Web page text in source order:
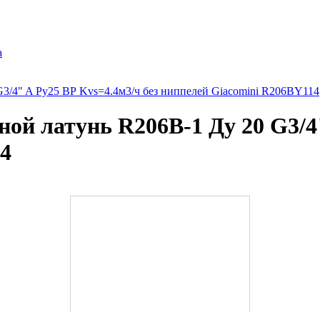
4" A Ру25 ВР Kvs=4.4м3/ч без ниппелей Giacomini R206BY114
латунь R206B-1 Ду 20 G3/